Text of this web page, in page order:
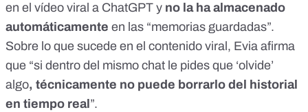
en el vídeo viral a ChatGPT y no la ha almacenado
automáticamente en las “memorias guardadas”.
Sobre lo que sucede en el contenido viral, Evia afirma
que “si dentro del mismo chat le pides que ‘olvide’
algo, técnicamente no puede borrarlo del historial
en tiempo real ”.